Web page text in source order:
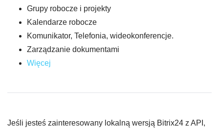
Grupy robocze i projekty
Kalendarze robocze
Komunikator, Telefonia, wideokonferencje.
Zarządzanie dokumentami
Więcej
Jeśli jesteś zainteresowany lokalną wersją Bitrix24 z API,